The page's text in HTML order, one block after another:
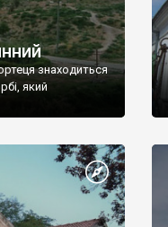
знаходиться
який